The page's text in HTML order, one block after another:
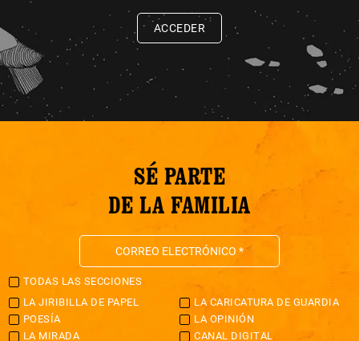
ACCEDER
SÉ PARTE
DE LA FAMILIA
TODAS LAS SECCIONES
LA JIRIBILLA DE PAPEL
LA CARICATURA DE GUARDIA
POESÍA
LA OPINIÓN
LA MIRADA
CANAL DIGITAL